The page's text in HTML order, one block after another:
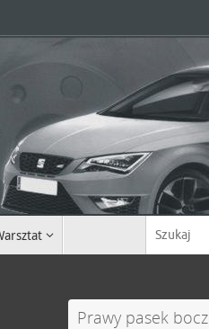
Prawy pasek